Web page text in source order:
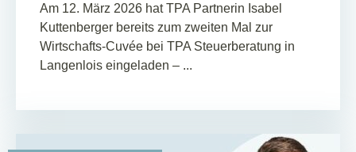
Am 12. März 2026 hat TPA Partnerin Isabel
Kuttenberger bereits zum zweiten Mal zur
Wirtschafts-Cuvée bei TPA Steuerberatung in
Langenlois eingeladen – ...